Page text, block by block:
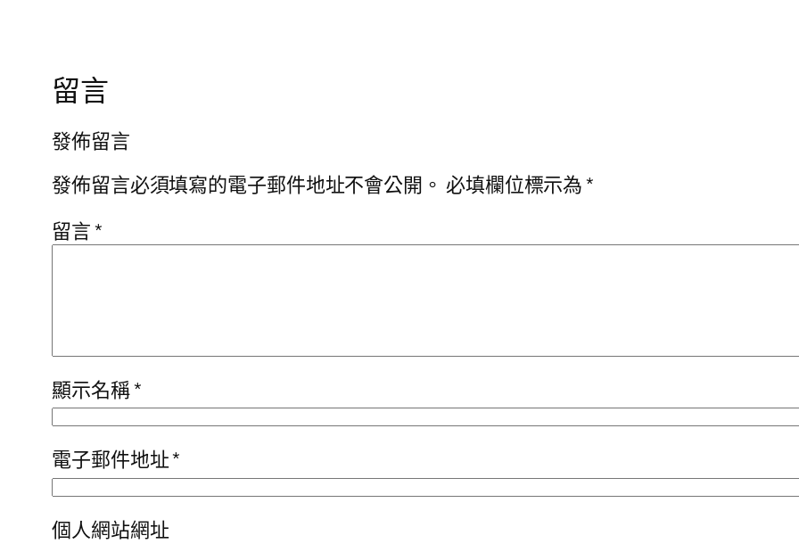
留言
發佈留言
發佈留言必須填寫的電子郵件地址不會公開。 必填欄位標示為*
留言*
顯示名稱*
電子郵件地址*
個人網站網址